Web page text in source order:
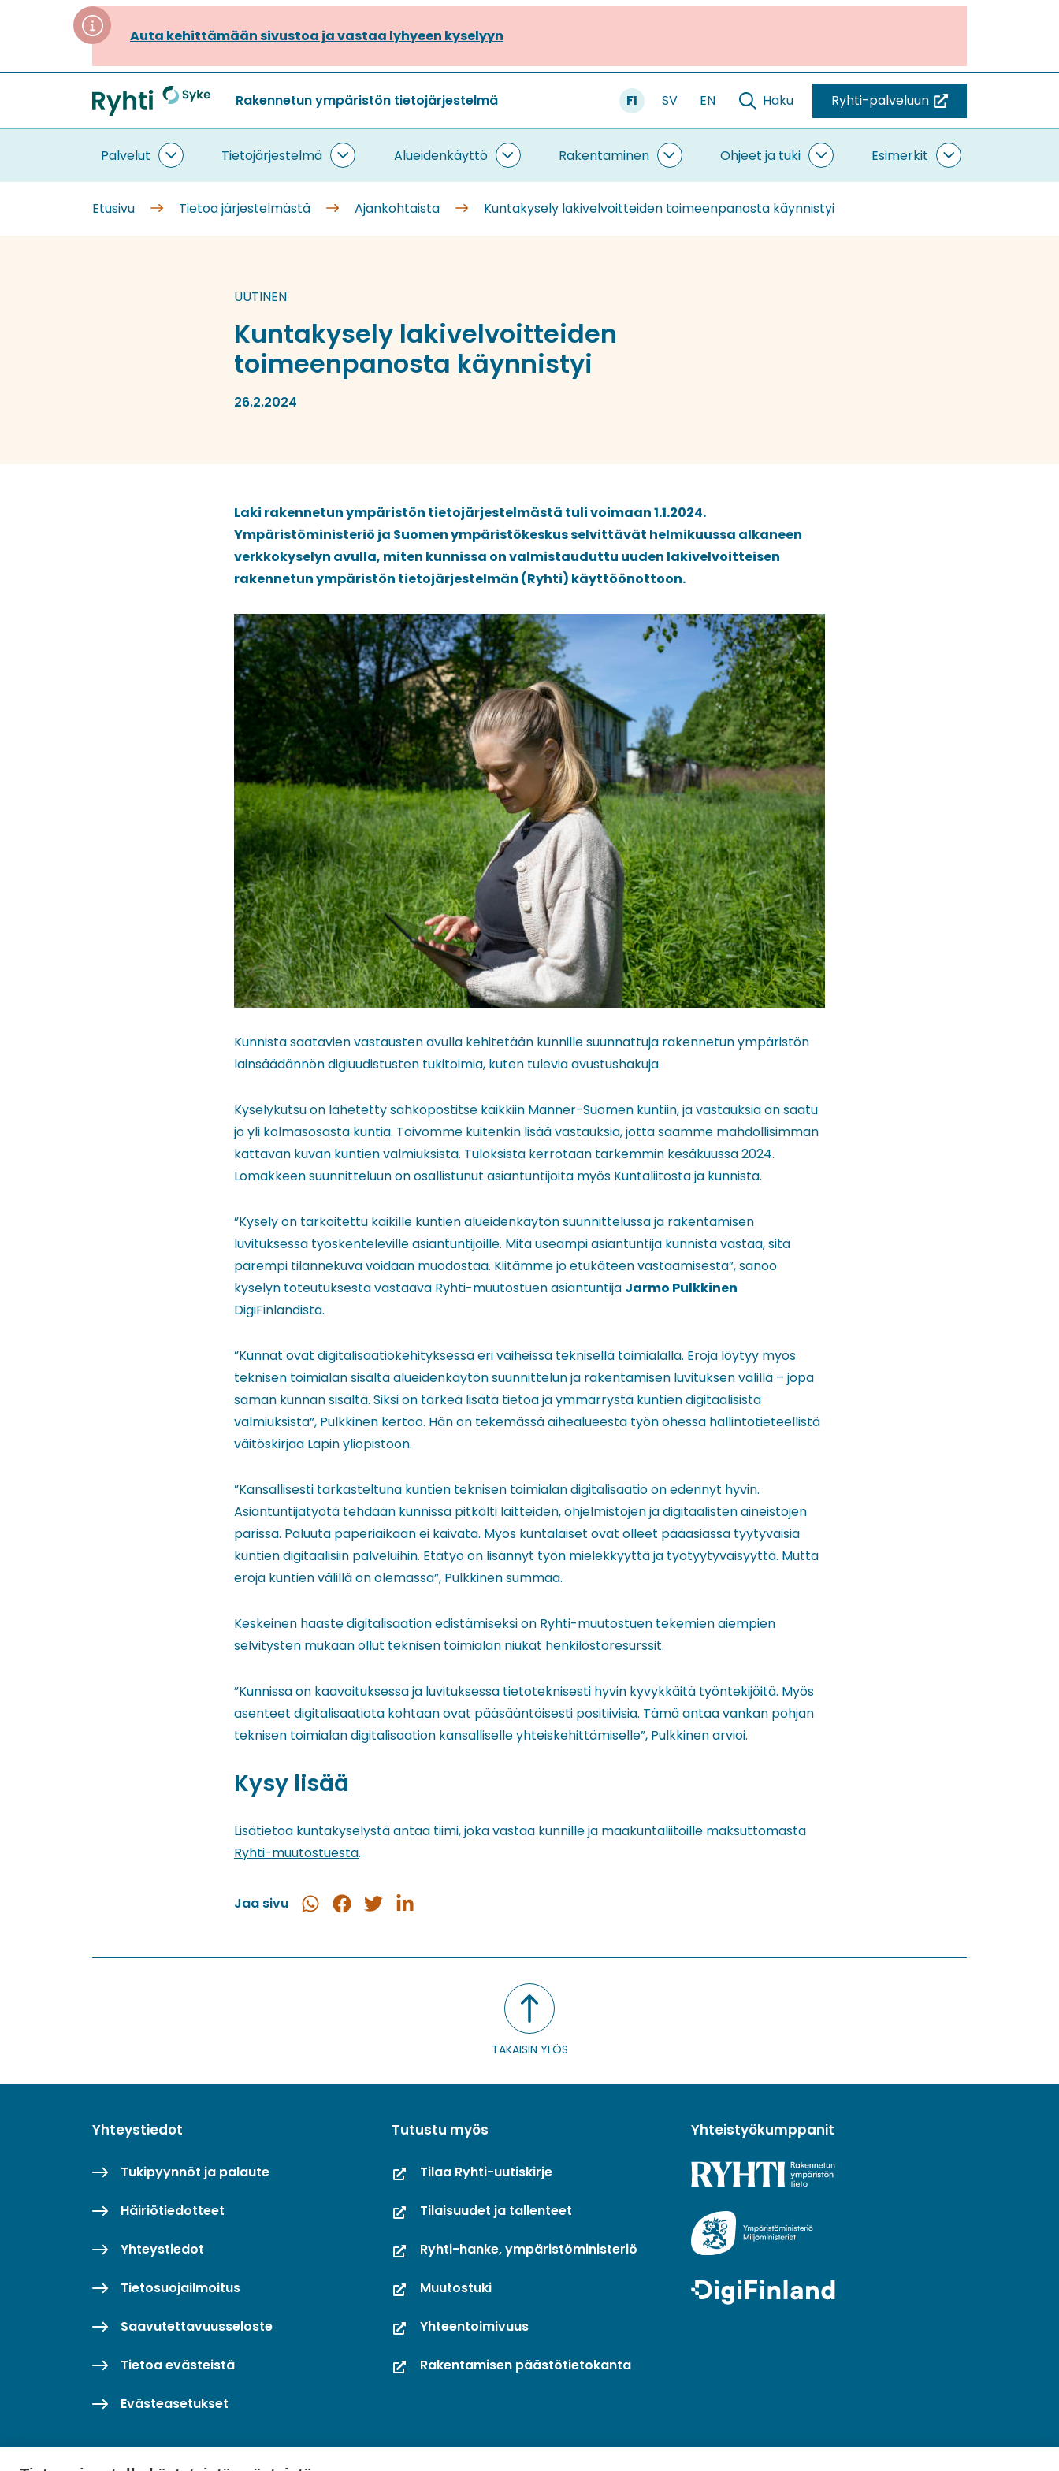
Siirry
sisältöönAuta kehittämään sivustoa ja vastaa lyhyeen kyselyyn
Etusivu
Rakennetun ympäristön tietojärjestelmä FI SV EN Haku Ryhti-palveluun
(siirryt
toiseen
palveluun)
Palvelut
Palvelut
alasivut
Tietojärjestelmä
Tietojärjestelmä
alasivut
Alueidenkäyttö
Alueidenkäyttö
alasivut
Rakentaminen
Rakentaminen
alasivut
Ohjeet ja tuki
Ohjeet
ja
alasivut
Esimerkit
Esimerkit
alasivut
Etusivu
Tietoa järjestelmästä Ajankohtaista Kuntakysely lakivelvoitteiden toimeenpanosta käynnistyi
UUTINEN
Kuntakysely lakivelvoitteiden
toimeenpanosta käynnistyi
26.2.2024
Laki rakennetun ympäristön tietojärjestelmästä tuli voimaan 1.1.2024.
Ympäristöministeriö ja Suomen ympäristökeskus selvittävät helmikuussa alkaneen
verkkokyselyn avulla, miten kunnissa on valmistauduttu uuden lakivelvoitteisen
rakennetun ympäristön tietojärjestelmän (Ryhti) käyttöönottoon.
Kunnista saatavien vastausten avulla kehitetään kunnille suunnattuja rakennetun ympäristön
lainsäädännön digiuudistusten tukitoimia, kuten tulevia avustushakuja.
Kyselykutsu on lähetetty sähköpostitse kaikkiin Manner-Suomen kuntiin, ja vastauksia on saatu
jo yli kolmasosasta kuntia. Toivomme kuitenkin lisää vastauksia, jotta saamme mahdollisimman
kattavan kuvan kuntien valmiuksista. Tuloksista kerrotaan tarkemmin kesäkuussa 2024.
Lomakkeen suunnitteluun on osallistunut asiantuntijoita myös Kuntaliitosta ja kunnista.
”Kysely on tarkoitettu kaikille kuntien alueidenkäytön suunnittelussa ja rakentamisen
luvituksessa työskenteleville asiantuntijoille. Mitä useampi asiantuntija kunnista vastaa, sitä
parempi tilannekuva voidaan muodostaa. Kiitämme jo etukäteen vastaamisesta”, sanoo
kyselyn toteutuksesta vastaava Ryhti-muutostuen asiantuntija Jarmo Pulkkinen
DigiFinlandista.
”Kunnat ovat digitalisaatiokehityksessä eri vaiheissa teknisellä toimialalla. Eroja löytyy myös
teknisen toimialan sisältä alueidenkäytön suunnittelun ja rakentamisen luvituksen välillä – jopa
saman kunnan sisältä. Siksi on tärkeä lisätä tietoa ja ymmärrystä kuntien digitaalisista
valmiuksista”, Pulkkinen kertoo. Hän on tekemässä aihealueesta työn ohessa hallintotieteellistä
väitöskirjaa Lapin yliopistoon.
”Kansallisesti tarkasteltuna kuntien teknisen toimialan digitalisaatio on edennyt hyvin.
Asiantuntijatyötä tehdään kunnissa pitkälti laitteiden, ohjelmistojen ja digitaalisten aineistojen
parissa. Paluuta paperiaikaan ei kaivata. Myös kuntalaiset ovat olleet pääasiassa tyytyväisiä
kuntien digitaalisiin palveluihin. Etätyö on lisännyt työn mielekkyyttä ja työtyytyväisyyttä. Mutta
eroja kuntien välillä on olemassa”, Pulkkinen summaa.
Keskeinen haaste digitalisaation edistämiseksi on Ryhti-muutostuen tekemien aiempien
selvitysten mukaan ollut teknisen toimialan niukat henkilöstöresurssit.
”Kunnissa on kaavoituksessa ja luvituksessa tietoteknisesti hyvin kyvykkäitä työntekijöitä. Myös
asenteet digitalisaatiota kohtaan ovat pääsääntöisesti positiivisia. Tämä antaa vankan pohjan
teknisen toimialan digitalisaation kansalliselle yhteiskehittämiselle”, Pulkkinen arvioi.
Kysy lisää
Lisätietoa kuntakyselystä antaa tiimi, joka vastaa kunnille ja maakuntaliitoille maksuttomasta
Ryhti-muutostuesta.
Jaa sivu
Jaa
Jaa
Jaa
Jaa
TAKAISIN YLÖS
Yhteystiedot
Tukipyynnöt ja palaute
Häiriötiedotteet
Yhteystiedot
Tietosuojailmoitus
Saavutettavuusseloste
Tietoa evästeistä
Evästeasetukset
Tutustu myös
Tilaa Ryhti-uutiskirje
Tilaisuudet ja tallenteet
Ryhti-hanke, ympäristöministeriö
Muutostuki
Yhteentoimivuus
Rakentamisen päästötietokanta
Yhteistyökumppanit